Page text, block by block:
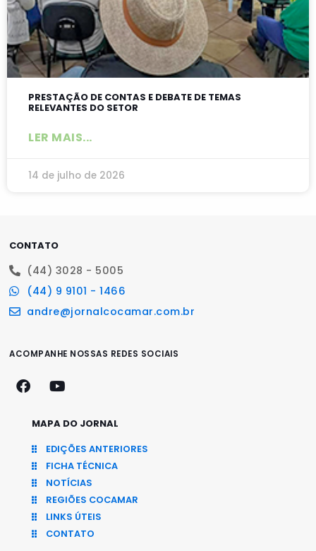
PRESTAÇÃO DE CONTAS E DEBATE DE TEMAS
RELEVANTES DO SETOR
LER MAIS...
14 de julho de 2026
CONTATO
(44) 3028 - 5005
(44) 9 9101 - 1466
andre@jornalcocamar.com.br
ACOMPANHE NOSSAS REDES SOCIAIS
MAPA DO JORNAL
EDIÇÕES ANTERIORES
FICHA TÉCNICA
NOTÍCIAS
REGIÕES COCAMAR
LINKS ÚTEIS
CONTATO